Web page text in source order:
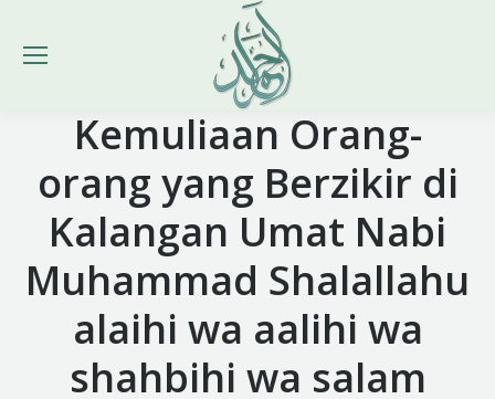
Kemuliaan Orang-
orang yang Berzikir di
Kalangan Umat Nabi
Muhammad Shalallahu
alaihi wa aalihi wa
shahbihi wa salam